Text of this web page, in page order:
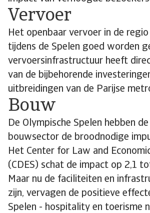
Vervoer
Het openbaar vervoer in de
tijdens de Spelen goed worden
vervoersinfrastructuur heeft
van de bijbehorende
uitbreidingen van de Parijse
Bouw
De Olympische Spelen hebben
bouwsector de broodnodige
Het Center for Law and
(CDES) schat de impact op 2,1
Maar nu de faciliteiten en
zijn, vervagen de positieve
Spelen - hospitality en toerisme